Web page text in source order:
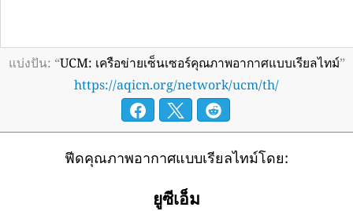
แบ่งปัน: “UCM: เครือข่ายเซ็นเซอร์คุณภาพอากาศแบบเรียลไทม์”
https://aqicn.org/network/ucm/th/
ฟีดคุณภาพอากาศแบบเรียลไทม์โดย:
ยูซีเอ็ม